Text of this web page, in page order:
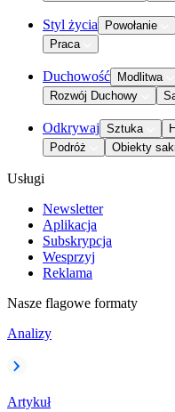
Styl życia Powołanie
Praca
Duchowość Modlitwa
Rozwój Duchowy
Odkrywaj Sztuka
Podróż
Obiekty
Usługi
Newsletter
Aplikacja
Subskrypcja
Wesprzyj
Reklama
Nasze flagowe formaty
Analizy
Artykuł